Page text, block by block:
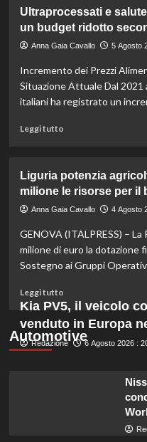
esperti.
Fondo
di
solidarietà:
milioni
per
le
colpite
da
calamità.
Ultraprocessati e
un budget ridotto
Anna Gaia Cavallo 5 Agosto
Incremento dei Prezzi
Situazione Attuale Dal 2021
italiani ha registrato un
Leggi tuttoLeggi
Ultraprocessati
e
salute:
mangiare
bene
con
ridotto
secondo
l’esperta
Liguria potenzia
milione le risorse per il
Anna Gaia Cavallo 4 Agosto
GENOVA (ITALPRESS) –
milione di euro la dotazione
Sostegno ai Gruppi
Leggi tuttoLeggi
di
più
su
Liguria
Automotive
Kia PV5, il veicolo
venduto in Europa
Redazione 6 Agosto 2026 :